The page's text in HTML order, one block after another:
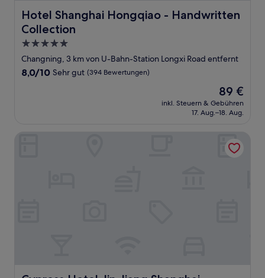
Hotel Shanghai Hongqiao - Handwritten
Collection
Hotel Shanghai Hongqiao - Handwritten Collection
5.0-
Sterne-
Unterkunft
Changning, 3 km von U-Bahn-Station Longxi Road entfernt
8.0
Bewertungen)
8,0/10 Sehr gut (394 Bewertungen)
Der
Preis
beträgt
89 €
inkl. Steuern & Gebühren
17. Aug.–18. Aug.